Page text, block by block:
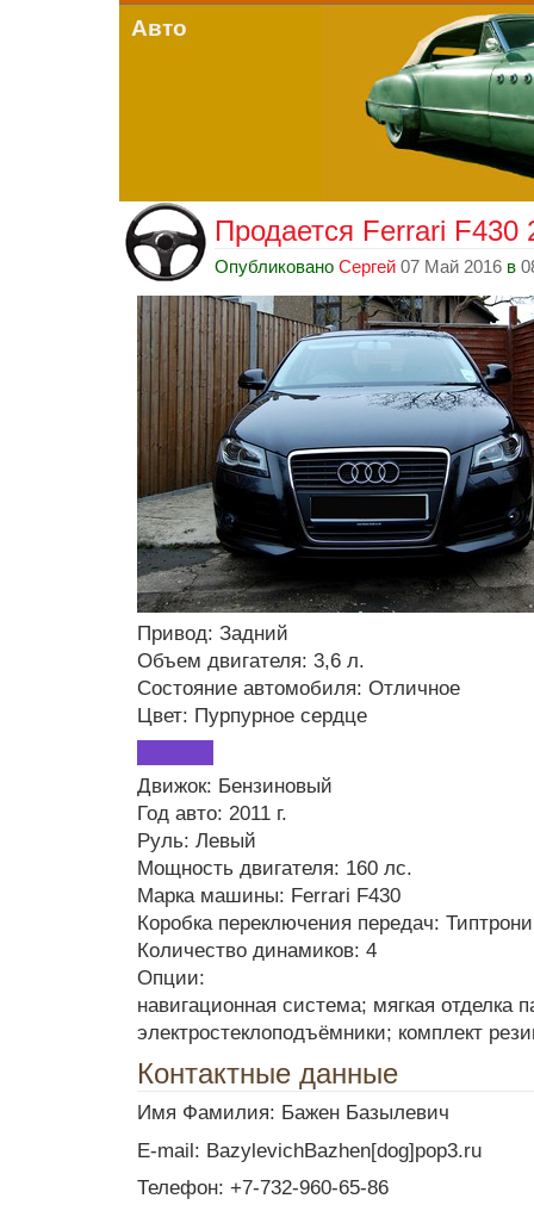
Авто
Продается Ferrari F430
Опубликовано Сергей 07 Май 2016 в
Привод: Задний
Объем двигателя: 3,6 л.
Состояние автомобиля: Отличное
Цвет: Пурпурное сердце
Движок: Бензиновый
Год авто: 2011 г.
Руль: Левый
Мощность двигателя: 160 лс.
Марка машины: Ferrari F430
Коробка переключения передач:
Количество динамиков: 4
Опции:
навигационная система; мягкая отделка
электростеклоподъёмники; комплект
Контактные данные
Имя Фамилия: Бажен Базылевич
E-mail: BazylevichBazhen[dog]pop3.ru
Телефон: +7-732-960-65-86